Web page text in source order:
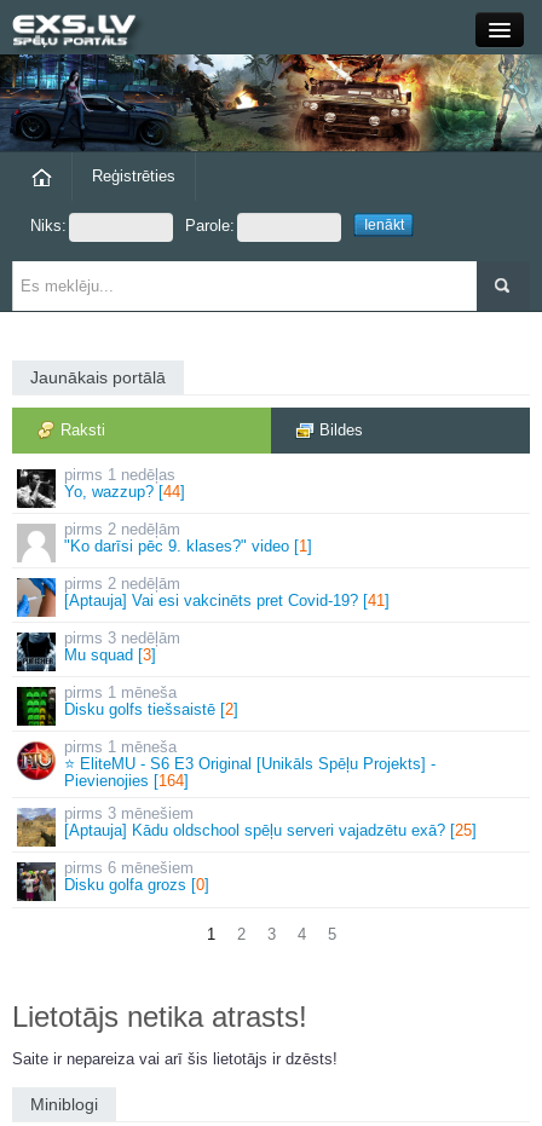
Close
Forums
Grupas
Reģistrēties
Niks: Parole:
Jaunākais portālā
Raksti Bildes
1 nedēļas
Yo, wazzup? [44]
2 nedēļām
"Ko darīsi pēc 9. klases?" video [1]
2 nedēļām
[Aptauja] Vai esi vakcinēts pret Covid-19? [41]
3 nedēļām
Mu squad [3]
1 mēneša
Disku golfs tiešsaistē [2]
1 mēneša
⭐ EliteMU - S6 E3 Original [Unikāls Spēļu Projekts] -
Pievienojies [164]
3 mēnešiem
[Aptauja] Kādu oldschool spēļu serveri vajadzētu exā? [25]
6 mēnešiem
Disku golfa grozs [0]
1 2 3 4 5
Lietotājs netika atrasts!
Saite ir nepareiza vai arī šis lietotājs ir dzēsts!
Miniblogi